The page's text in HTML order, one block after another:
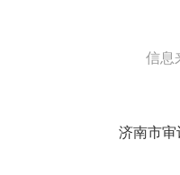
信息
济南市审